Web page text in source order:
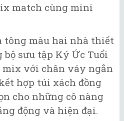
match cùng mini
tông màu hai nhà thiết
sưu tập Ký Ức Tuổi
mix với chân váy ngắn
hợp túi xách đồng
cho những cô nàng
động và hiện đại.